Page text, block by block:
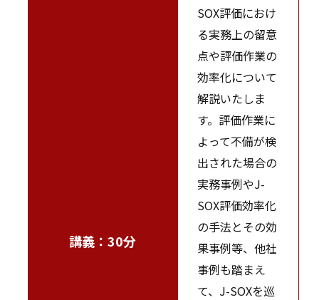
講義：30分
SOX評価におけ
る実務上の留意
点や評価作業の
効率化について
解説いたしま
す。評価作業に
よって不備が検
出された場合の
実務事例やJ-
SOX評価効率化
の手法とその効
果事例等、他社
事例も踏まえ
て、J-SOXを巡